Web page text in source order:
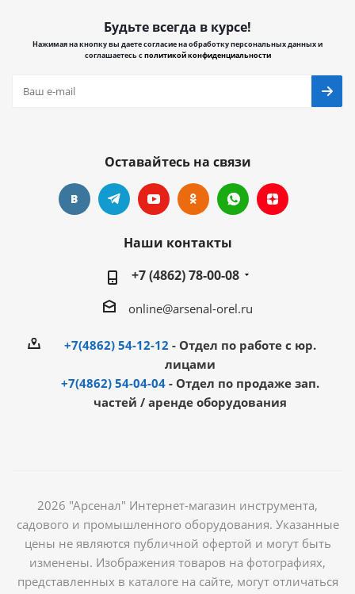
Будьте всегда в курсе!
Нажимая на кнопку вы даете согласие на обработку персональных данных и
соглашаетесь сполитикой конфиденциальности
Оставайтесь на связи
Наши контакты
+7 (4862) 78-00-08
online@arsenal-orel.ru
+7(4862) 54-12-12 - Отдел по работе с юр.
лицами
+7(4862) 54-04-04 - Отдел по продаже зап.
частей / аренде оборудования
2026 "Арсенал" Интернет-магазин инструмента,
садового и промышленного оборудования. Указанные
цены не являются публичной офертой и могут быть
изменены. Изображения товаров на фотографиях,
представленных в каталоге на сайте, могут отличаться